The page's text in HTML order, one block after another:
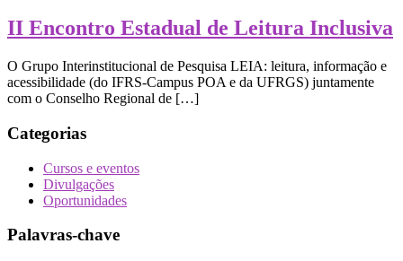
II Encontro Estadual de Leitura Inclusiva
O Grupo Interinstitucional de Pesquisa LEIA: leitura, informação e
acessibilidade (do IFRS-Campus POA e da UFRGS) juntamente
com o Conselho Regional de […]
Categorias
Cursos e eventos
Divulgações
Oportunidades
Palavras-chave